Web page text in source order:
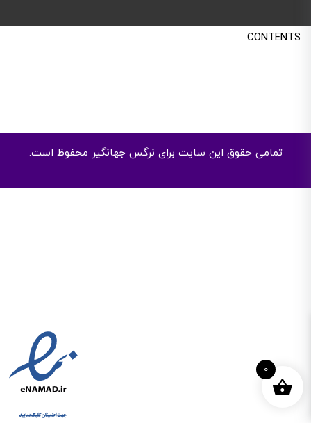
CONTENTS
تمامی حقوق این سایت برای نرگس جهانگیر محفوظ است.
0